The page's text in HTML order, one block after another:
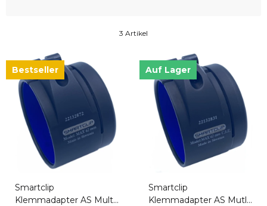
3 Artikel
Bestseller
Smartclip
Klemmadapter AS Multi
Auf Lager
Smartclip
Klemmadapter AS Mutli